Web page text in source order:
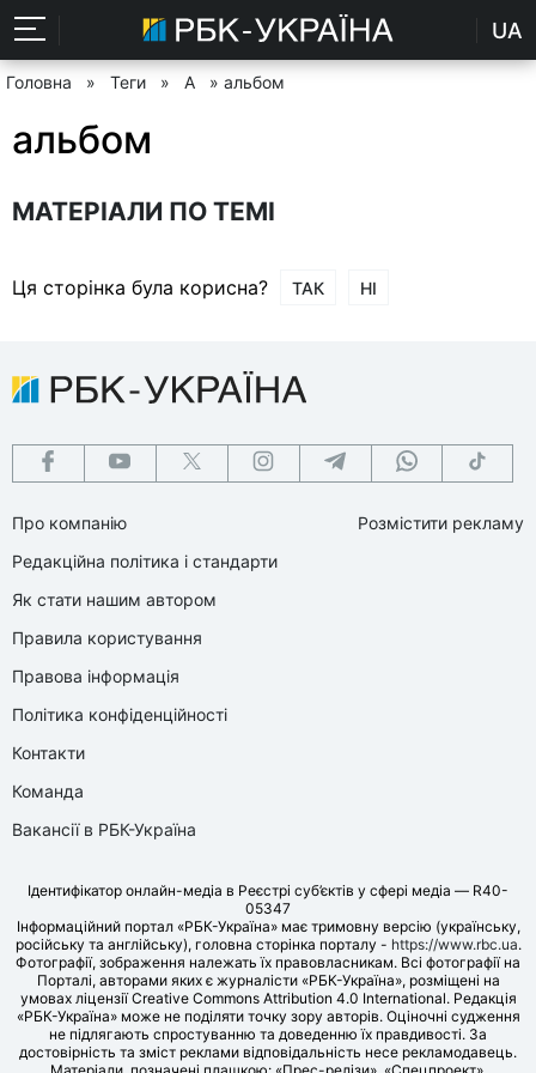
UA
Головна » Теги » А » альбом
альбом
МАТЕРІАЛИ ПО ТЕМІ
Ця сторінка була корисна? ТАК НІ
Про компанію
Редакційна політика і стандарти
Як стати нашим автором
Правила користування
Правова інформація
Політика конфіденційності
Контакти
Команда
Вакансії в РБК-Україна
Розмістити рекламу
Ідентифікатор онлайн-медіа в Реєстрі суб’єктів у сфері медіа — R40-
05347
Інформаційний портал «РБК-Україна» має тримовну версію (українську,
російську та англійську), головна сторінка порталу - https://www.rbc.ua.
Фотографії, зображення належать їх правовласникам. Всі фотографії на
Порталі, авторами яких є журналісти «РБК-Україна», розміщені на
умовах ліцензії Creative Commons Attribution 4.0 International. Редакція
«РБК-Україна» може не поділяти точку зору авторів. Оціночні судження
не підлягають спростуванню та доведенню їх правдивості. За
достовірність та зміст реклами відповідальність несе рекламодавець.